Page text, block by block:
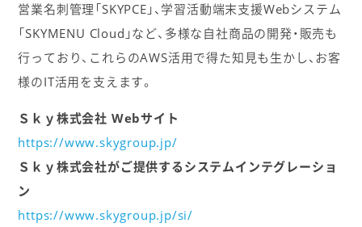
営業名刺管理「SKYPCE」、学習活動端末支援Webシステム
「SKYMENU Cloud」など、多様な自社商品の開発・販売も
行っており、これらのAWS活用で得た知見も生かし、お客
様のIT活用を支えます。
Ｓｋｙ株式会社 Webサイト
https://www.skygroup.jp/
Ｓｋｙ株式会社がご提供するシステムインテグレーショ
ン
https://www.skygroup.jp/si/